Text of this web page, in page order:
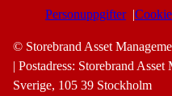
Personuppgifter
© Storebrand Asset
| Postadress: Storebrand
Sverige, 105 39 Stockholm